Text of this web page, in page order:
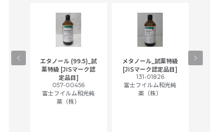
エタノール (99.5)_試
薬特級 [JISマーク認
定品目]
057-00456
富士フイルム和光純
薬（株）
メタノール_試薬特級
[JISマーク認定品目]
131-01826
富士フイルム和光純
薬（株）